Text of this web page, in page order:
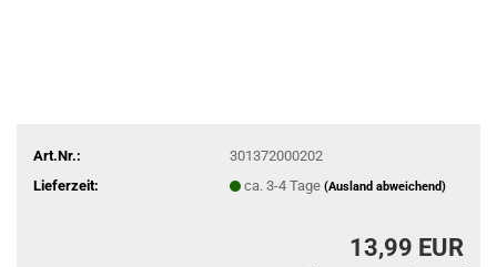
Art.Nr.:
301372000202
Lieferzeit:
ca. 3-4 Tage (Ausland abweichend)
13,99 EUR